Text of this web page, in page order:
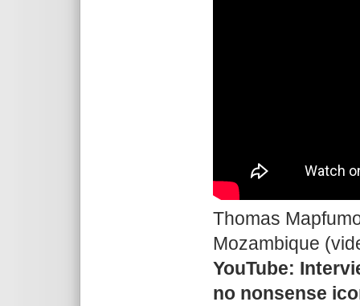
Thomas
Mozambique
YouTube:
no nonsense